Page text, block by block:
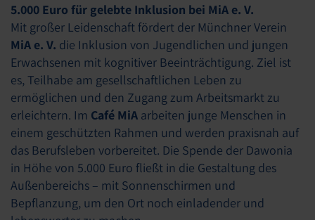
5.000 Euro für gelebte Inklusion bei MiA e. V.
Mit großer Leidenschaft fördert der Münchner Verein
MiA e. V. die Inklusion von Jugendlichen und jungen
Erwachsenen mit kognitiver Beeinträchtigung. Ziel ist
es, Teilhabe am gesellschaftlichen Leben zu
ermöglichen und den Zugang zum Arbeitsmarkt zu
erleichtern. Im Café MiA arbeiten junge Menschen in
einem geschützten Rahmen und werden praxisnah auf
das Berufsleben vorbereitet. Die Spende der Dawonia
in Höhe von 5.000 Euro fließt in die Gestaltung des
Außenbereichs – mit Sonnenschirmen und
Bepflanzung, um den Ort noch einladender und